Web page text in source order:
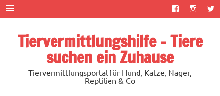
Zum
Inhalt
springen
Tiervermittlungshilfe – Tiere
suchen ein Zuhause
Tiervermittlungsportal für Hund, Katze, Nager,
Reptilien & Co